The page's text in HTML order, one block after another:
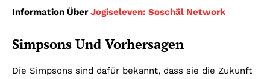
Information ÜberJogiseleven: Soschäl Network
Simpsons Und Vorhersagen
Die Simpsons sind dafür bekannt, dass sie die Zukunft